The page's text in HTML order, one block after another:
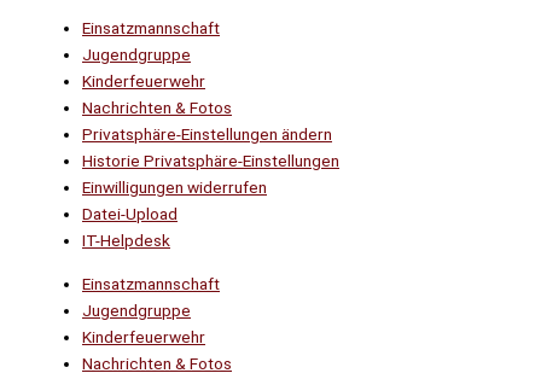
Einsatzmannschaft
Jugendgruppe
Kinderfeuerwehr
Nachrichten & Fotos
Privatsphäre-Einstellungen ändern
Historie Privatsphäre-Einstellungen
Einwilligungen widerrufen
Datei-Upload
IT-Helpdesk
Einsatzmannschaft
Jugendgruppe
Kinderfeuerwehr
Nachrichten & Fotos